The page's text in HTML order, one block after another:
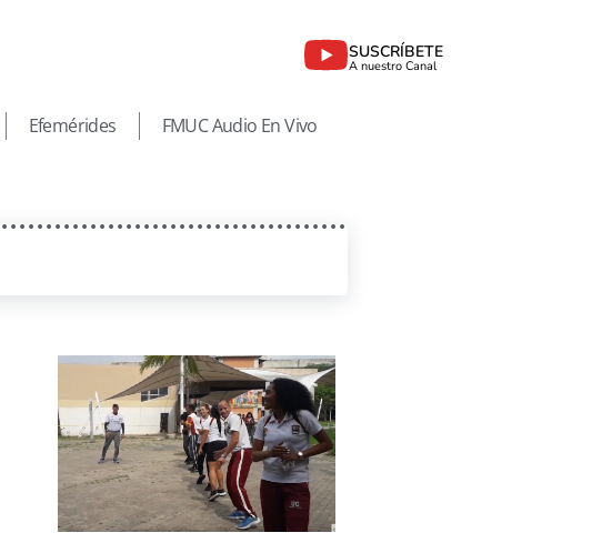
SUSCRÍBETE
A nuestro Canal
Efemérides FMUC Audio En Vivo